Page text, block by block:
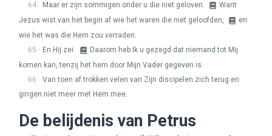
64
Maar er zijn sommigen onder u die niet geloven.
Want
Jezus wist van het begin af wie het waren die niet geloofden,
en
wie het was die Hem zou verraden.
65
En Hij zei:
Daarom heb Ik u gezegd dat niemand tot Mij
komen kan, tenzij het hem door Mijn Vader gegeven is.
66
Van toen af trokken velen van Zijn discipelen zich terug en
gingen niet meer met Hem mee.
De belijdenis van Petrus